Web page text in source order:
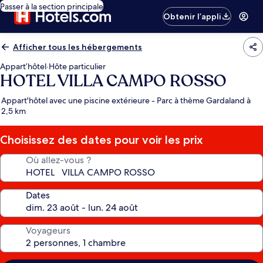
Passer à la section principale
Obtenir l’appli
Afficher tous les hébergements
Appart’hôtel·Hôte particulier
HOTEL VILLA CAMPO ROSSO
Appart'hôtel avec une piscine extérieure - Parc à thème Gardaland à
2,5 km
Choisissez des dates pour voir les prix
Où allez-vous ?
Dates
Voyageurs